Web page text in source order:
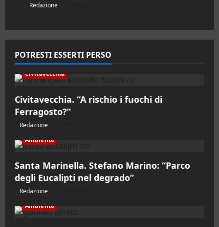
Redazione
POTRESTI ESSERTI PERSO
Civitavecchia
Civitavecchia. “A rischio i fuochi di
Ferragosto?”
Redazione
Ambiente
Santa Marinella. Stefano Marino: “Parco
degli Eucalipti nel degrado”
Redazione
Ambiente